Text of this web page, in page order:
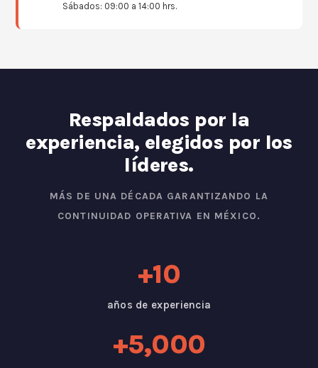
Sábados: 09:00 a 14:00 hrs.
Respaldados por la
experiencia, elegidos por los
líderes.
MÁS DE UNA DÉCADA GARANTIZANDO LA
CONTINUIDAD OPERATIVA EN MÉXICO.
+10
años de experiencia
+5,000